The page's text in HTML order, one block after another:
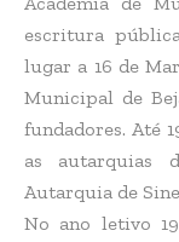
escritura
lugar a 16 de
Municipal de
fundadores. Até
as autarquias
Autarquia de
No ano letivo